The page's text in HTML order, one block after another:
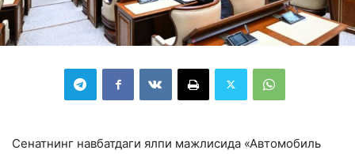
Сенатнинг навбатдаги ялпи мажлисида «Автомобиль